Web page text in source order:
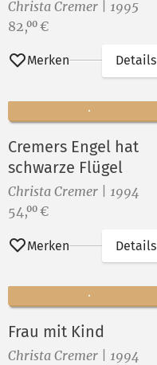
Christa Cremer | 1995
Preis:
82,00 €
Merken Details
Cremers Engel hat
schwarze Flügel
Christa Cremer | 1994
Preis:
54,00 €
Merken Details
Frau mit Kind
Christa Cremer | 1994